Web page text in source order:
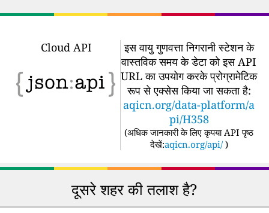
Cloud API
इस वायु गुणवत्ता निगरानी स्टेशन के
वास्तविक समय के डेटा को इस API
URL का उपयोग करके प्रोग्रामेटिक
रूप से एक्सेस किया जा सकता है:
aqicn.org/data-platform/a
pi/H358
(अधिक जानकारी के लिए कृपया API पृष्ठ
देखें:aqicn.org/api/ )
दूसरे शहर की तलाश है?